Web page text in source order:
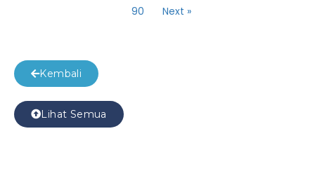
90
Next »
Kembali
Lihat Semua